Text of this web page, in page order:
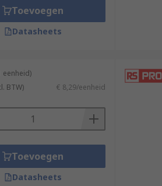
for intricate and delicate work
Toevoegen
Datasheets
eenheid)
BTW) € 8,29/eenheid
Toevoegen
Datasheets